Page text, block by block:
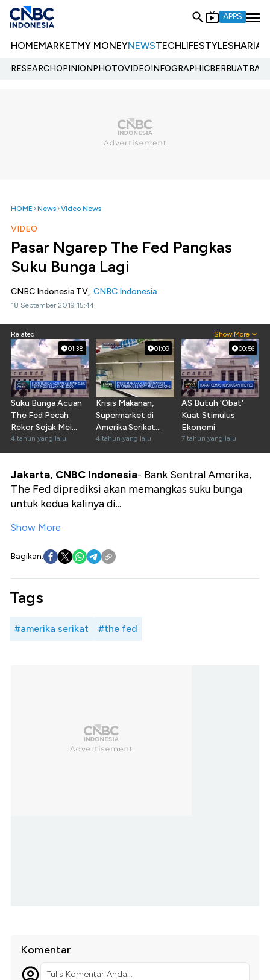
APPS
HOMEMARKETMY MONEYNEWSTECHLIFESTYLESHARIA
RESEARCHOPINIONPHOTOVIDEOINFOGRAPHIC
HOME News Video News
VIDEO
Pasar Ngarep The Fed Pangkas
Suku Bunga Lagi
CNBC Indonesia TV, CNBC Indonesia
18 September 2019 15:44
Related Show More
01:38
Suku Bunga Acuan
The Fed Pecah
Rekor Sejak Mei
2000
4 tahun yang lalu
01:09
Krisis Makanan,
Supermarket di
Amerika Serikat
Mulai Kosong
4 tahun yang lalu
00:56
AS Butuh 'Obat'
Kuat Stimulus
Ekonomi
7 tahun yang lalu
Jakarta, CNBC Indonesia- Bank Sentral Amerika,
The Fed diprediksi akan memangkas suku bunga
untuk kedua kalinya di...
Show More
Bagikan:
Tags
#amerika serikat #the fed
Komentar
Tulis Komentar Anda...